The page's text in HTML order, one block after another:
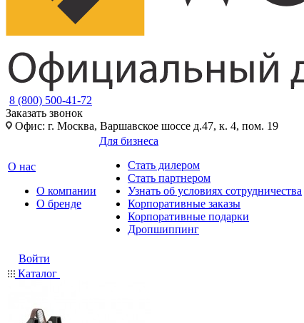
8 (800) 500-41-72
Заказать звонок
Офис: г. Москва, Варшавское шоссе д.47, к. 4, пом. 19
О нас
О компании
О бренде
Для бизнеса
Стать дилером
Стать партнером
Узнать об условиях сотрудничества
Корпоративные заказы
Корпоративные подарки
Дропшиппинг
Войти
Каталог